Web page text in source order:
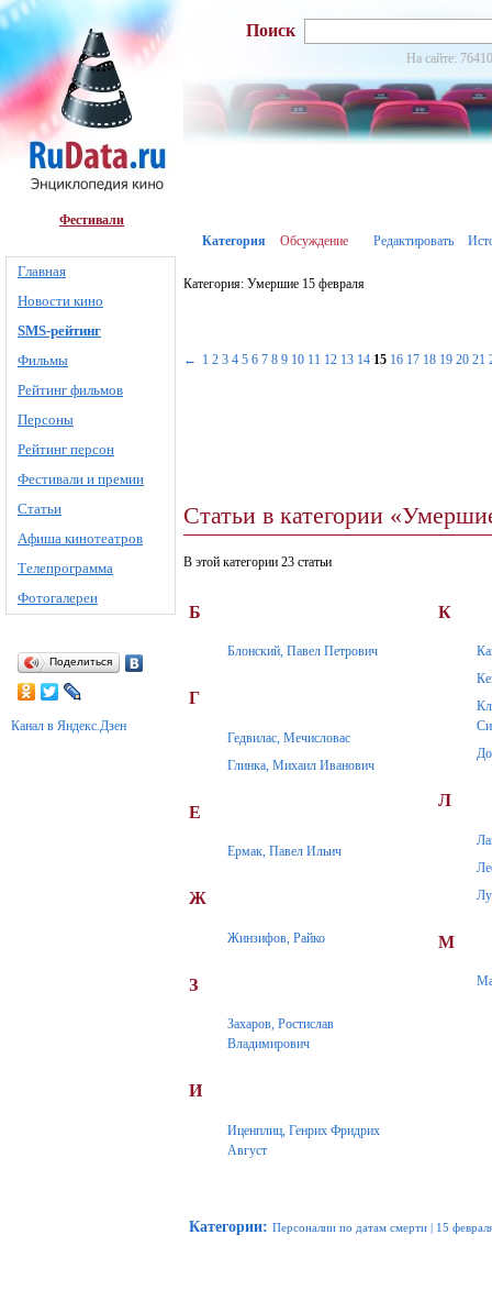
Фестивали
Главная
Новости кино
SMS-рейтинг
Фильмы
Рейтинг фильмов
Персоны
Рейтинг персон
Фестивали и премии
Статьи
Афиша кинотеатров
Телепрограмма
Фотогалереи
Поделиться
Канал в Яндекс.Дзен
Поиск
На сайте:
Категория Обсуждение Редактировать
Категория: Умершие 15 февраля
← 1 2 3 4 5 6 7 8 9 10 11 12 13 14 15 16 17 18 19 20 21
Статьи в категории
В этой категории 23 статьи
Б
Блонский, Павел Петрович
Г
Гедвилас, Мечисловас
Глинка, Михаил Иванович
Е
Ермак, Павел Ильич
Ж
Жинзифов, Райко
З
Захаров, Ростислав
Владимирович
И
Иценплиц, Генрих Фридрих
Август
К
Л
М
Категории: Персоналии по датам смерти | 15